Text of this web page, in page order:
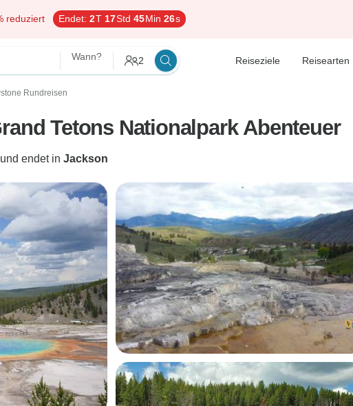
reduziert Endet: 2T 17Std 45Min 25s
Wann? 2 Reiseziele Reisearten
Rundreisen
Tetons Nationalpark Abenteuer
endet in Jackson